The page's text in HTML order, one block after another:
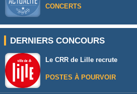
CONCERTS
DERNIERS CONCOURS
Le CRR de Lille recrute
POSTES À POURVOIR